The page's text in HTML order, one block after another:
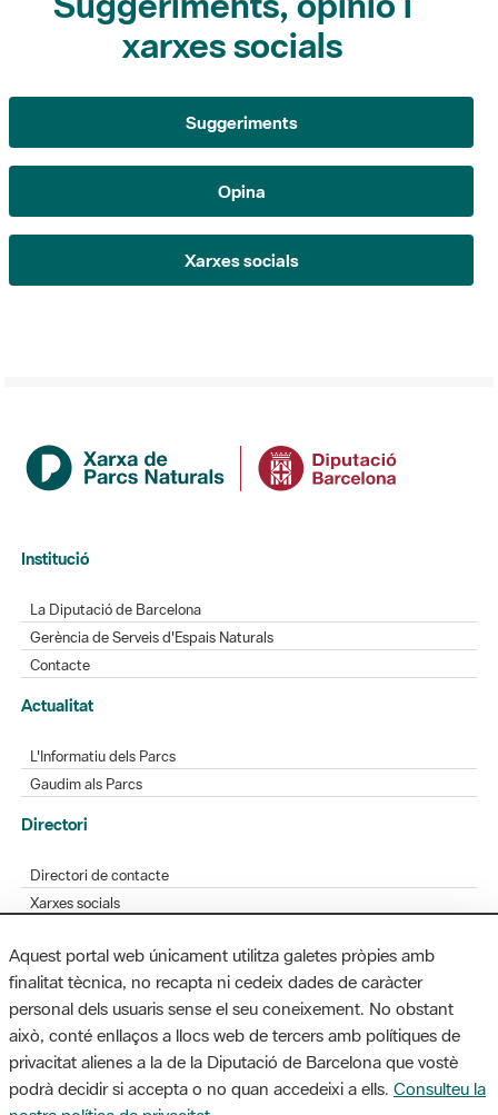
Suggeriments
Opina
Xarxes socials
Institució
Gerència de Serveis d'Espais Naturals
Actualitat
L'Informatiu dels Parcs
Gaudim als Parcs
Directori de contacte
Xarxes socials
Bústia de suggeriments
Opineu sobre els parcs
MAPA WEB AVÍS LEGAL ACCESSIBILITAT
Diputació de Barcelona. Edifici Llacuna, 1a planta. Badajoz, 49. 08005
Barcelona. Tel. 934 022 428 / xarxaparcs@diba.cat
Aquest portal web únicament utilitza galetes pròpies amb
finalitat tècnica, no recapta ni cedeix dades de caràcter
personal dels usuaris sense el seu coneixement. No obstant
això, conté enllaços a llocs web de tercers amb polítiques de
privacitat alienes a la de la Diputació de Barcelona que vostè
podrà decidir si accepta o no quan accedeixi a ells. Consulteu la